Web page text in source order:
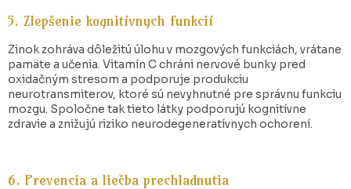
5. Zlepšenie kognitívnych funkcií
Zinok zohráva dôležitú úlohu v mozgových funkciách, vrátane
pamäte a učenia. Vitamín C chráni nervové bunky pred
oxidačným stresom a podporuje produkciu
neurotransmiterov, ktoré sú nevyhnutné pre správnu funkciu
mozgu. Spoločne tak tieto látky podporujú kognitívne
zdravie a znižujú riziko neurodegeneratívnych ochorení.
6. Prevencia a liečba prechladnutia